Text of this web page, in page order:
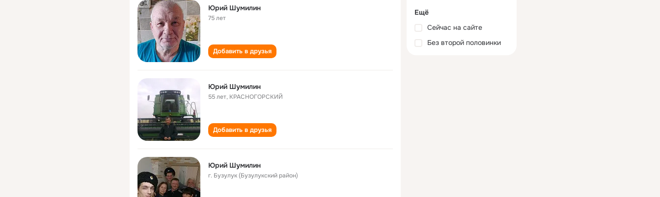
Юрий Шумилин
75 лет
Добавить в друзья
Юрий Шумилин
55 лет, КРАСНОГОРСКИЙ
Добавить в друзья
Юрий Шумилин
г. Бузулук (Бузулукский район)
Ещё
Сейчас на сайте
Без второй половинки